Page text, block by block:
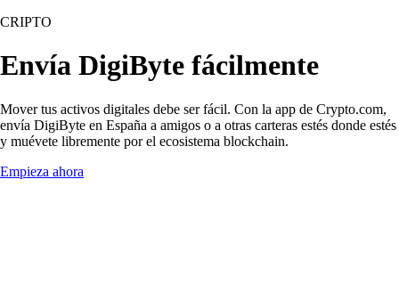
CRIPTO
Envía DigiByte fácilmente
Mover tus activos digitales debe ser fácil. Con la app de Crypto.com,
envía DigiByte en España a amigos o a otras carteras estés donde estés
y muévete libremente por el ecosistema blockchain.
Empieza ahora